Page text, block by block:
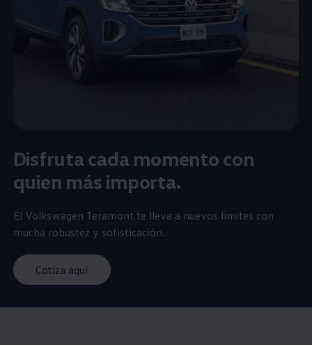
Disfruta cada momento con
quien más importa.​
El Volkswagen Teramont te lleva a nuevos limites con
mucha robustez y sofisticación.​
Cotiza aquí